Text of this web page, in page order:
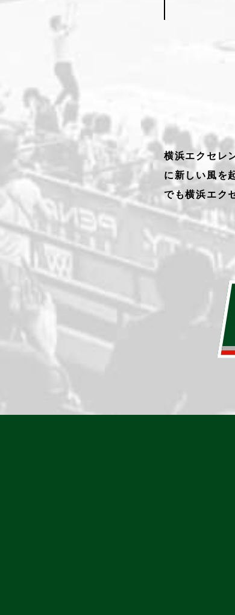
横浜エクセレ
に新しい風を
でも横浜エク